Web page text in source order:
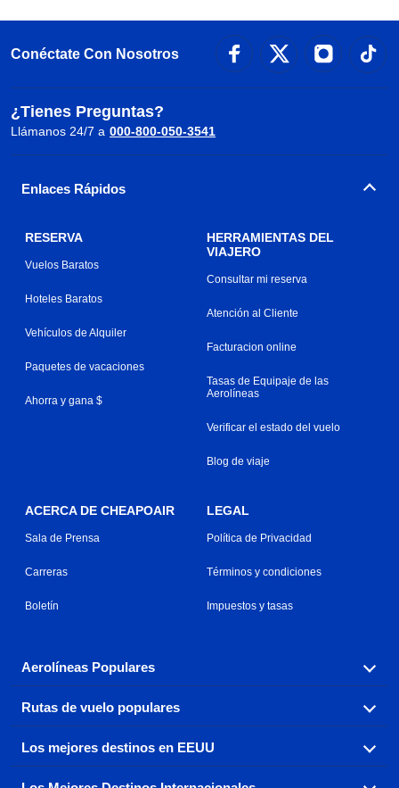
Conéctate Con Nosotros
¿Tienes Preguntas?
Llámanos 24/7 a 000-800-050-3541
Enlaces Rápidos
RESERVA
Vuelos Baratos
Hoteles Baratos
Vehículos de Alquiler
Paquetes de vacaciones
Ahorra y gana $
HERRAMIENTAS DEL
VIAJERO
Consultar mi reserva
Atención al Cliente
Facturacion online
Tasas de Equipaje de las
Aerolíneas
Verificar el estado del vuelo
Blog de viaje
ACERCA DE CHEAPOAIR
Sala de Prensa
Carreras
Boletín
LEGAL
Política de Privacidad
Términos y condiciones
Impuestos y tasas
Aerolíneas Populares
Explora nuestras opciones de tarifas aéreas baratas por
aerolínea, con más de 500 opciones para elegir.
Aeromexico
Rutas de vuelo populares
Reserva una de nuestras rutas de vuelo más populares
con tres sencillos clics.
Los mejores destinos en EEUU